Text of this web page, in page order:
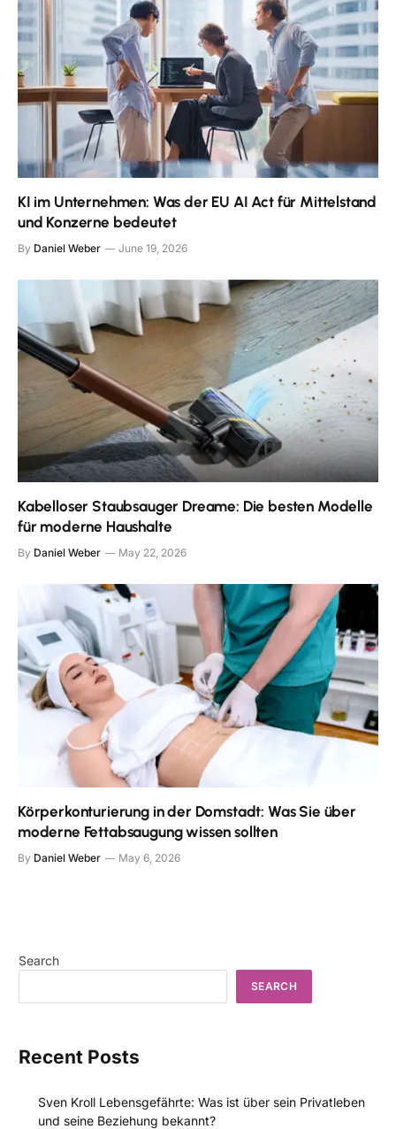
KI im Unternehmen: Was der EU AI Act für Mittelstand
und Konzerne bedeutet
By Daniel Weber June 19, 2026
Kabelloser Staubsauger Dreame: Die besten Modelle
für moderne Haushalte
By Daniel Weber May 22, 2026
Körperkonturierung in der Domstadt: Was Sie über
moderne Fettabsaugung wissen sollten
By Daniel Weber May 6, 2026
Search
SEARCH
Recent Posts
Sven Kroll Lebensgefährte: Was ist über sein Privatleben
und seine Beziehung bekannt?